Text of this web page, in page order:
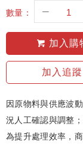
數量：
加入購
加入追蹤
因原物料與供應波
況人工確認與調整
為提升處理效率，